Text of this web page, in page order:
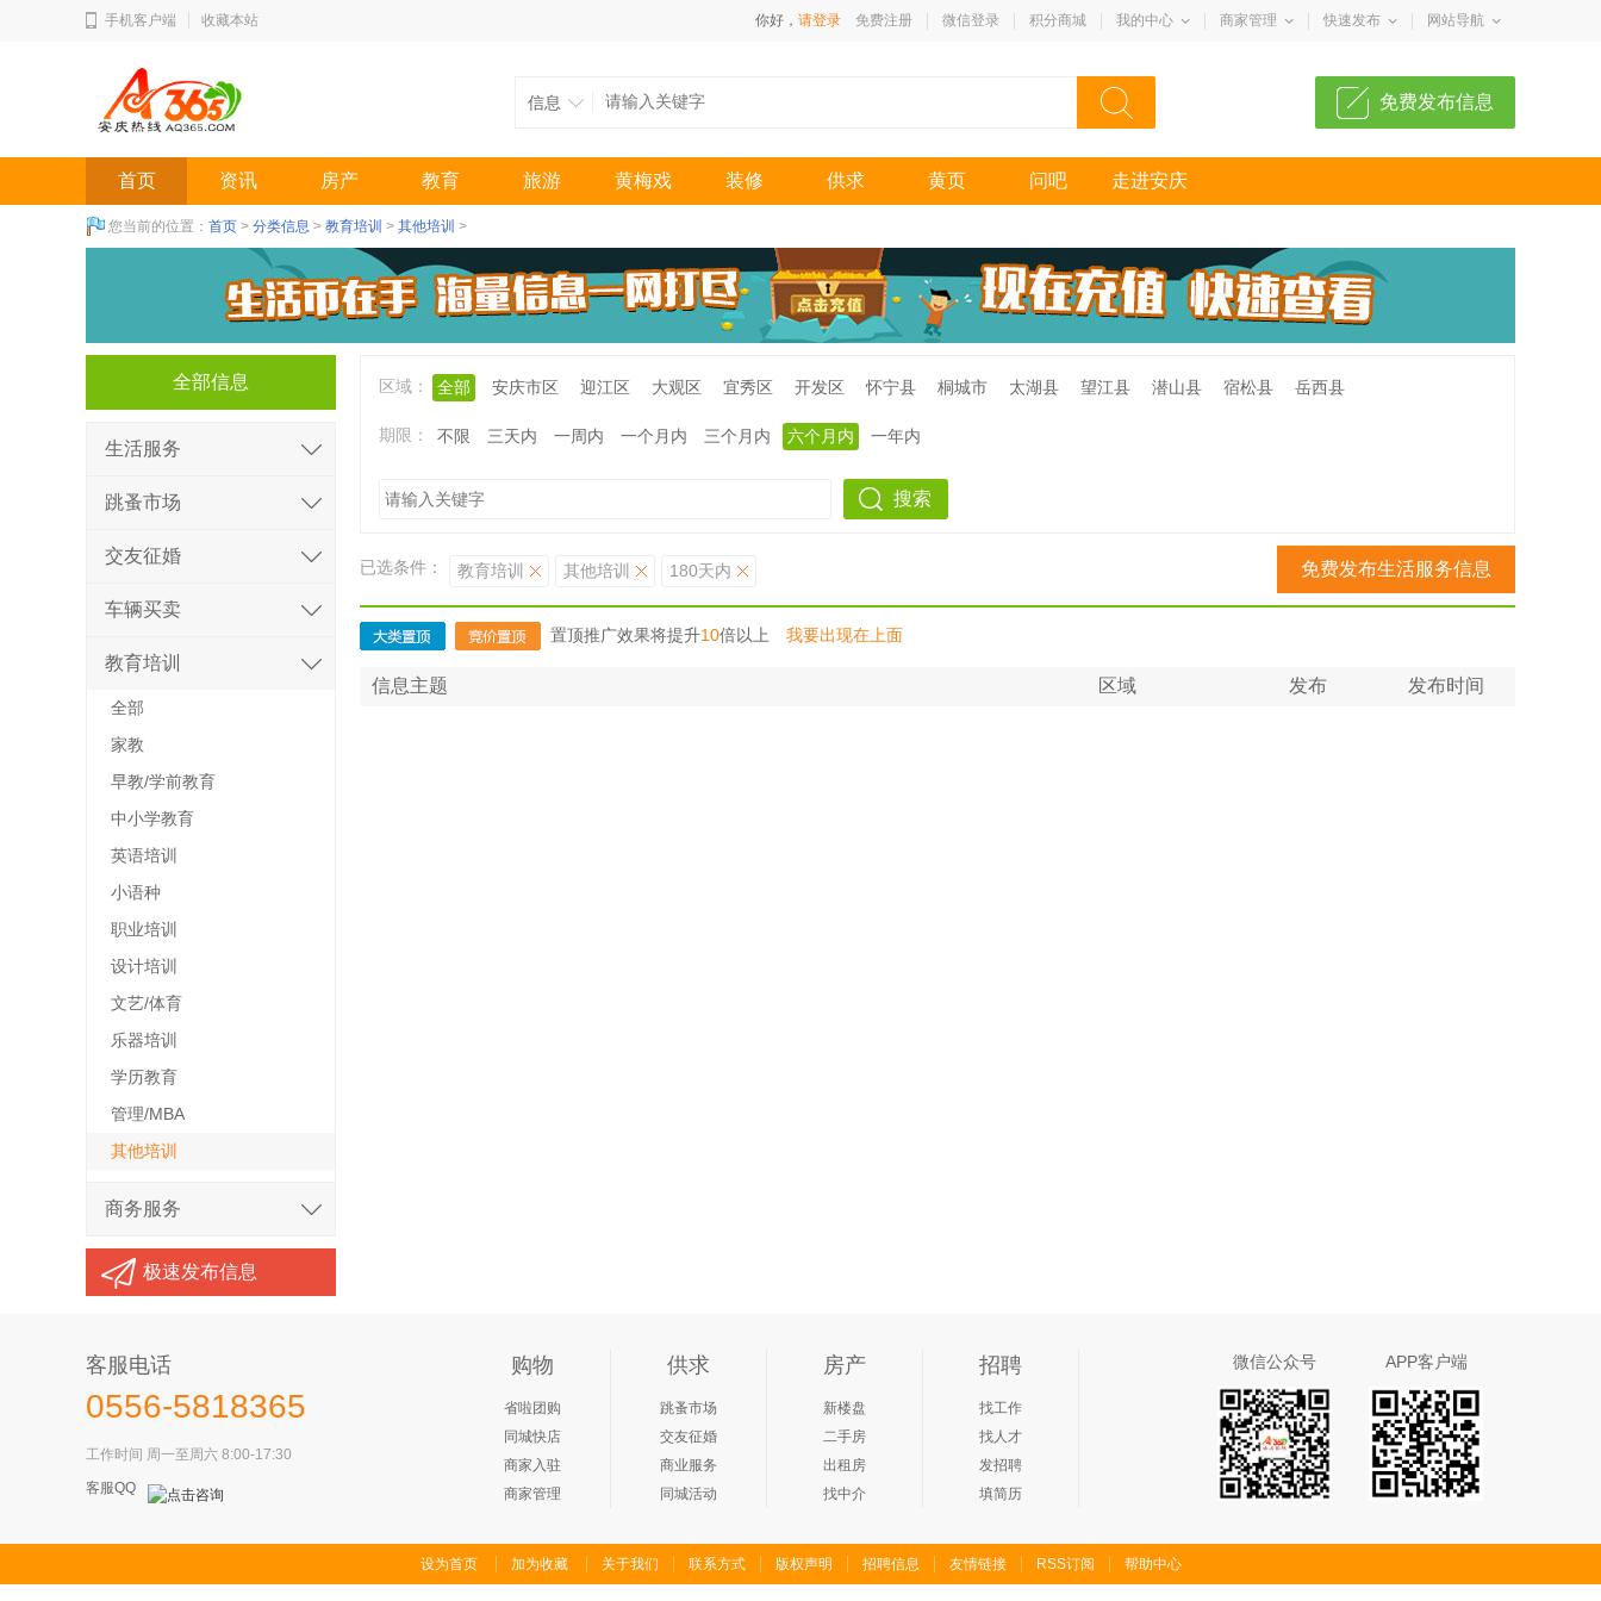
手机客户端 收藏本站 你好， 请登录 免费注册 微信登录 积分商城 我的中心 商家管理 快速发布 网站导航
信息 免费发布信息
首页 资讯 房产 教育 旅游 黄梅戏 装修 供求 黄页 问吧 走进安庆
您当前的位置： 首页 > 分类信息 > 教育培训 > 其他培训 >
区域： 全部 安庆市区 迎江区 大观区 宜秀区 开发区 怀宁县 桐城市 太湖县 望江县 潜山县 宿松县 岳西县
期限： 不限 三天内 一周内 一个月内 三个月内 六个月内 一年内
搜索
已选条件： 教育培训 其他培训 180天内 免费发布生活服务信息
置顶推广效果将提升10倍以上 我要出现在上面
信息主题 区域 发布 发布时间
全部信息
生活服务
跳蚤市场
交友征婚
车辆买卖
教育培训
全部
家教
早教/学前教育
中小学教育
英语培训
小语种
职业培训
设计培训
文艺/体育
乐器培训
学历教育
管理/MBA
其他培训
商务服务
极速发布信息
客服电话
0556-5818365
工作时间 周一至周六 8:00-17:30
客服QQ
购物
省啦团购
同城快店
商家入驻
商家管理
供求
跳蚤市场
交友征婚
商业服务
同城活动
房产
新楼盘
二手房
出租房
找中介
招聘
找工作
找人才
发招聘
填简历
微信公众号 APP客户端
设为首页 加为收藏 关于我们 联系方式 版权声明 招聘信息 友情链接 RSS订阅 帮助中心